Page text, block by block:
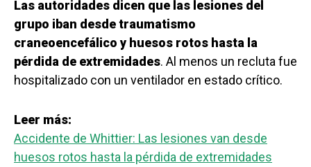
Las autoridades dicen que las lesiones del
grupo iban desde traumatismo
craneoencefálico y huesos rotos hasta la
pérdida de extremidades. Al menos un recluta fue
hospitalizado con un ventilador en estado crítico.
Leer más:
Accidente de Whittier: Las lesiones van desde
huesos rotos hasta la pérdida de extremidades